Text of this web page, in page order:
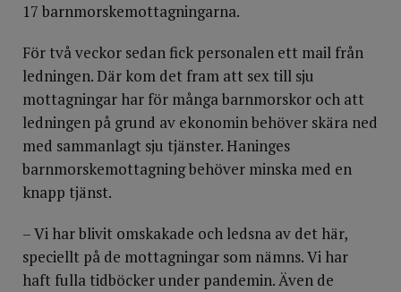
17 barnmorskemottagningarna.
För två veckor sedan fick personalen ett mail från
ledningen. Där kom det fram att sex till sju
mottagningar har för många barnmorskor och att
ledningen på grund av ekonomin behöver skära ned
med sammanlagt sju tjänster. Haninges
barnmorskemottagning behöver minska med en
knapp tjänst.
– Vi har blivit omskakade och ledsna av det här,
speciellt på de mottagningar som nämns. Vi har
haft fulla tidböcker under pandemin. Även de